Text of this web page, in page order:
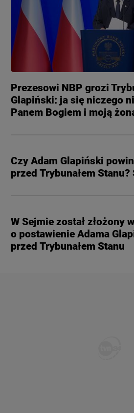
Prezesowi NBP grozi
Glapiński: ja się niczego
Panem Bogiem i moją
Czy Adam Glapiński
przed Trybunałem Stanu?
W Sejmie został złożony
o postawienie Adama
przed Trybunałem Stanu